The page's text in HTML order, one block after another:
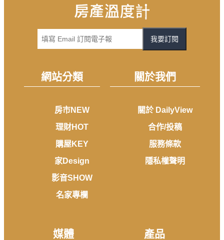
我要訂閱
網站分類
房市NEW
理財HOT
購屋KEY
家Design
影音SHOW
名家專欄
關於我們
關於 DailyView
合作/投稿
服務條款
隱私權聲明
媒體 產品